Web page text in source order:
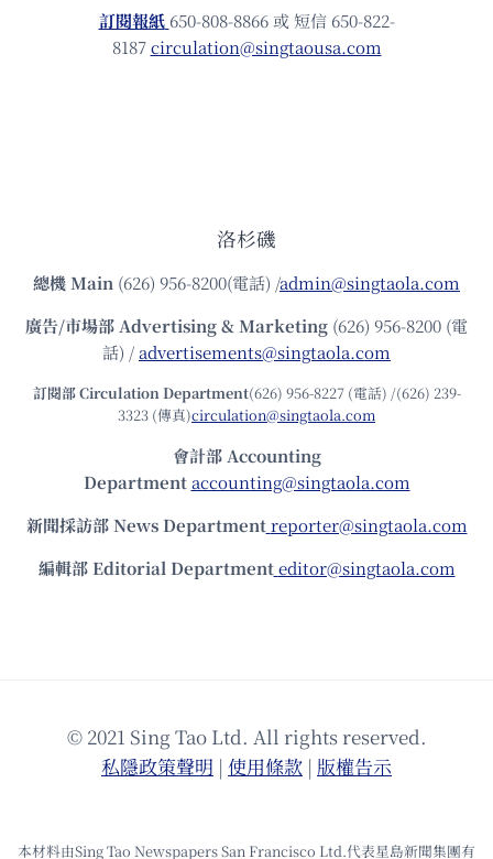
訂閱報紙 650-808-8866 或 短信 650-822-
8187circulation@singtaousa.com
洛杉磯
總機Main (626) 956-8200(電話) /admin@singtaola.com
廣告/市場部Advertising & Marketing (626) 956-8200 (電
話) /advertisements@singtaola.com
訂閱部 Circulation Department(626) 956-8227 (電話) /(626) 239-
3323 (傳真)circulation@singtaola.com
會計部 Accounting
Department accounting@singtaola.com
新聞採訪部 News Department reporter@singtaola.com
編輯部 Editorial Department editor@singtaola.com
© 2021 Sing Tao Ltd. All rights reserved.
私隱政策聲明 | 使⽤條款 | 版權告⽰
本材料由Sing Tao Newspapers San Francisco Ltd.代表星島新聞集團有